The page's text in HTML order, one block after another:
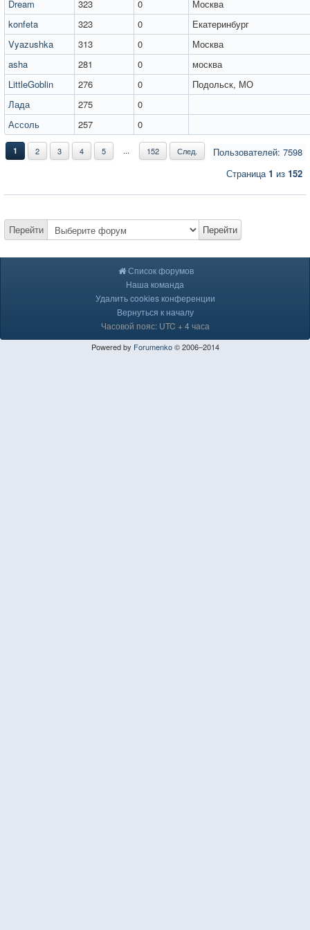
Dream 323 0
Москва
konfeta
323 0
Екатеринбург
Vyazushka
313 0
Москва
asha
281 0
москва
LittleGoblin
276 0
Подольск, МО
Лада
275
0
Ассоль
257 0
Пользователей: 7598
1 2 3 4 5 ... 152 След.
Страница1 из 152
Перейти Перейти
Список форумов
Наша команда
Удалить cookies конференции
Вернуться к началу
Часовой пояс: UTC + 4 часа
Powered by Forumenko© 2006–2014